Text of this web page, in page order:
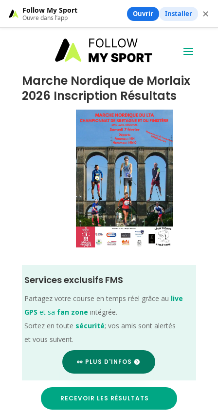
Marche Nordique de Morlaix
2026 Inscription Résultats
Services exclusifs FMS
Partagez votre course en temps réel grâce au live
GPS et sa fan zone intégrée.
Sortez en toute sécurité; vos amis sont alertés
et vous suivent.
👀 PLUS D'INFOS
RECEVOIR LES RÉSULTATS
Follow My Sport
Ouvre dans l’app Ouvrir Installer ✕